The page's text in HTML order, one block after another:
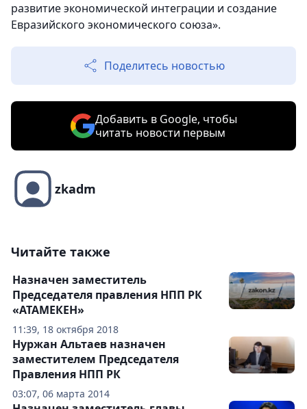
развитие экономической интеграции и создание
Евразийского экономического союза».
Поделитесь новостью
Добавить в Google, чтобы
читать новости первым
zkadm
Читайте также
11:39, 18 октября 2018
Назначен заместитель
Председателя правления НПП РК
«АТАМЕКЕН»
03:07, 06 марта 2014
Нуржан Альтаев назначен
заместителем Председателя
Правления НПП РК